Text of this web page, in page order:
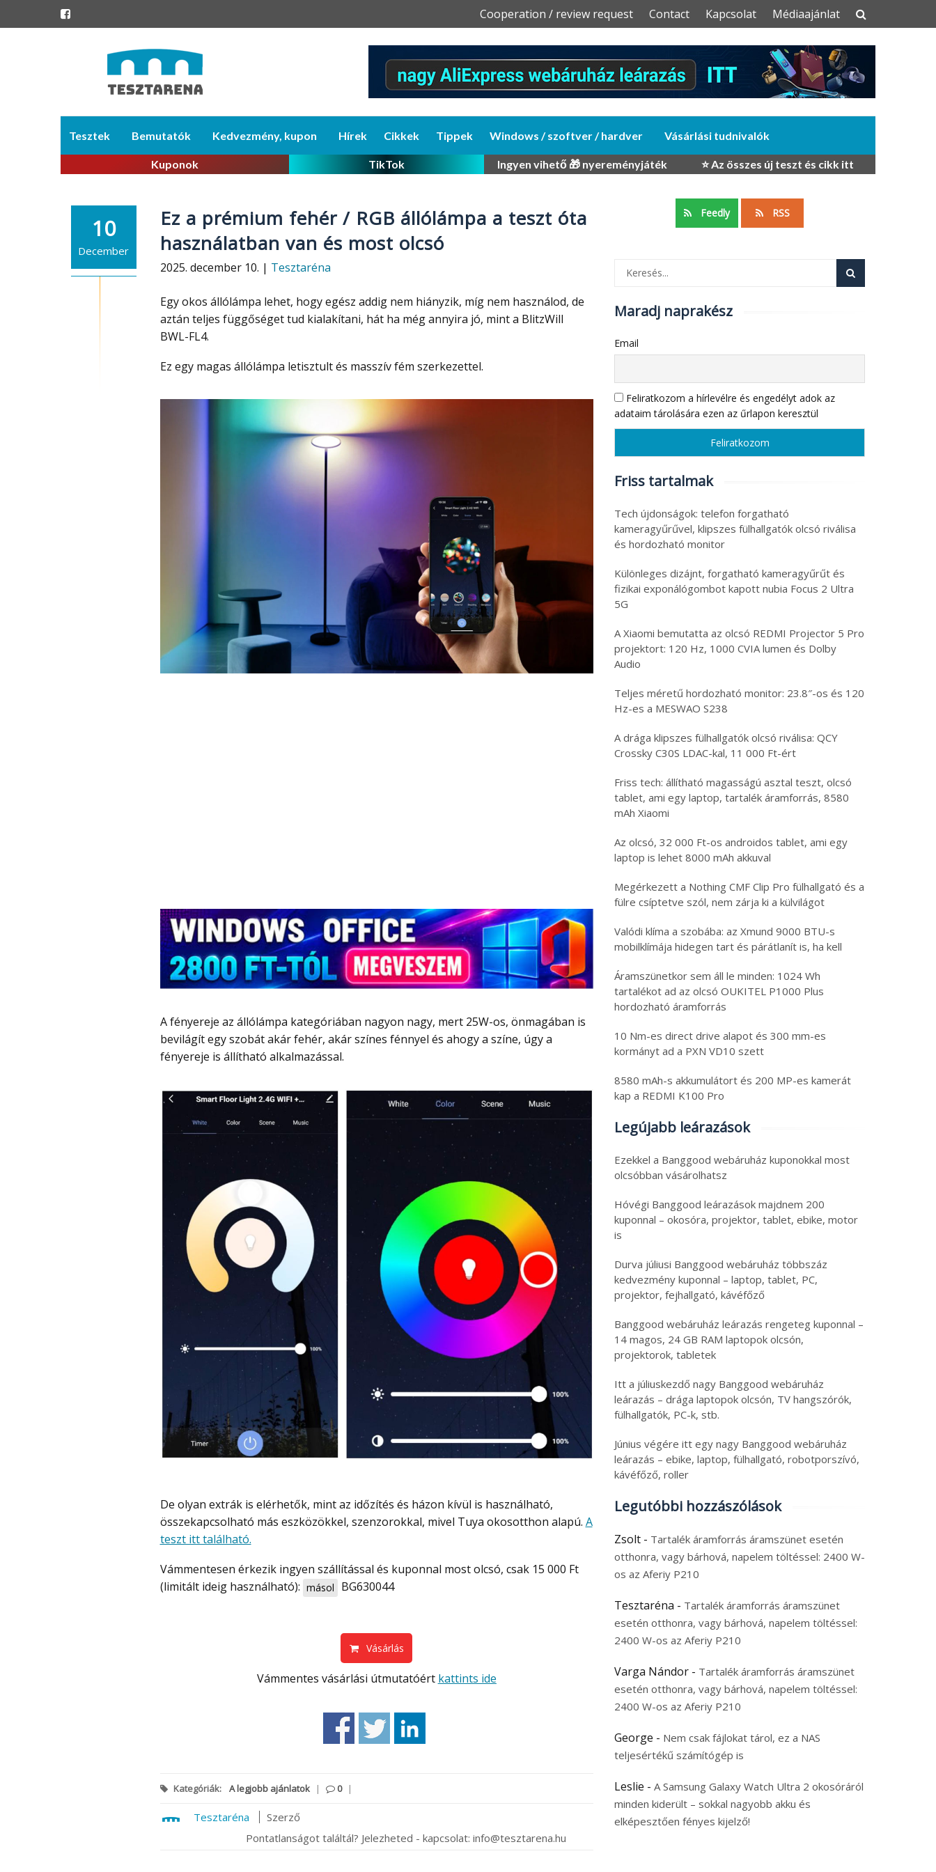
Skip
Cooperation / review request Contact Kapcsolat Médiaajánlat
content
Tesztek Bemutatók Kedvezmény, kupon Hírek Cikkek Tippek Windows / szoftver / hardver Vásárlási tudnivalók
Kuponok TikTok Ingyen vihető 🎁 nyereményjáték ⭐ Az összes új teszt és cikk itt
10
December
Ez a prémium fehér / RGB állólámpa a teszt óta
használatban van és most olcsó
2025. december 10. | Tesztaréna
Egy okos állólámpa lehet, hogy egész addig nem hiányzik, míg nem használod, de
aztán teljes függőséget tud kialakítani, hát ha még annyira jó, mint a BlitzWill
BWL-FL4.
Ez egy magas állólámpa letisztult és masszív fém szerkezettel.
A fényereje az állólámpa kategóriában nagyon nagy, mert 25W-os, önmagában is
bevilágít egy szobát akár fehér, akár színes fénnyel és ahogy a színe, úgy a
fényereje is állítható alkalmazással.
De olyan extrák is elérhetők, mint az időzítés és házon kívül is használható,
összekapcsolható más eszközökkel, szenzorokkal, mivel Tuya okosotthon alapú. A
teszt itt található.
Vámmentesen érkezik ingyen szállítással és kuponnal most olcsó, csak 15 000 Ft
(limitált ideig használható): másol BG630044
Vásárlás
Vámmentes vásárlási útmutatóért kattints ide
Kategóriák: A legjobb ajánlatok | 0 |
Tesztaréna
Szerző
Pontatlanságot találtál? Jelezheted - kapcsolat: info@tesztarena.hu
Feedly RSS
Maradj naprakész
Email
Feliratkozom a hírlevélre és engedélyt adok az
adataim tárolására ezen az űrlapon keresztül
Friss tartalmak
Tech újdonságok: telefon forgatható
kameragyűrűvel, klipszes fülhallgatók olcsó riválisa
és hordozható monitor
Különleges dizájnt, forgatható kameragyűrűt és
fizikai exponálógombot kapott nubia Focus 2 Ultra
5G
A Xiaomi bemutatta az olcsó REDMI Projector 5 Pro
projektort: 120 Hz, 1000 CVIA lumen és Dolby
Audio
Teljes méretű hordozható monitor: 23.8″-os és 120
Hz-es a MESWAO S238
A drága klipszes fülhallgatók olcsó riválisa: QCY
Crossky C30S LDAC-kal, 11 000 Ft-ért
Friss tech: állítható magasságú asztal teszt, olcsó
tablet, ami egy laptop, tartalék áramforrás, 8580
mAh Xiaomi
Az olcsó, 32 000 Ft-os androidos tablet, ami egy
laptop is lehet 8000 mAh akkuval
Megérkezett a Nothing CMF Clip Pro fülhallgató és a
fülre csíptetve szól, nem zárja ki a külvilágot
Valódi klíma a szobába: az Xmund 9000 BTU-s
mobilklímája hidegen tart és párátlanít is, ha kell
Áramszünetkor sem áll le minden: 1024 Wh
tartalékot ad az olcsó OUKITEL P1000 Plus
hordozható áramforrás
10 Nm-es direct drive alapot és 300 mm-es
kormányt ad a PXN VD10 szett
8580 mAh-s akkumulátort és 200 MP-es kamerát
kap a REDMI K100 Pro
Legújabb leárazások
Ezekkel a Banggood webáruház kuponokkal most
olcsóbban vásárolhatsz
Hóvégi Banggood leárazások majdnem 200
kuponnal – okosóra, projektor, tablet, ebike, motor
is
Durva júliusi Banggood webáruház többszáz
kedvezmény kuponnal – laptop, tablet, PC,
projektor, fejhallgató, kávéfőző
Banggood webáruház leárazás rengeteg kuponnal –
14 magos, 24 GB RAM laptopok olcsón,
projektorok, tabletek
Itt a júliuskezdő nagy Banggood webáruház
leárazás – drága laptopok olcsón, TV hangszórók,
fülhallgatók, PC-k, stb.
Június végére itt egy nagy Banggood webáruház
leárazás – ebike, laptop, fülhallgató, robotporszívó,
kávéfőző, roller
Legutóbbi hozzászólások
Zsolt - Tartalék áramforrás áramszünet esetén
otthonra, vagy bárhová, napelem töltéssel: 2400 W-
os az Aferiy P210
Tesztaréna - Tartalék áramforrás áramszünet
esetén otthonra, vagy bárhová, napelem töltéssel:
2400 W-os az Aferiy P210
Varga Nándor - Tartalék áramforrás áramszünet
esetén otthonra, vagy bárhová, napelem töltéssel:
2400 W-os az Aferiy P210
George - Nem csak fájlokat tárol, ez a NAS
teljesértékű számítógép is
Leslie - A Samsung Galaxy Watch Ultra 2 okosóráról
minden kiderült – sokkal nagyobb akku és
elképesztően fényes kijelző!